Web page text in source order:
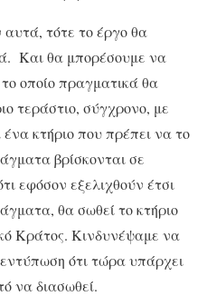
τότε το έργο θα
Και θα μπορέσουμε να
οποίο πραγματικά θα
τεράστιο, σύγχρονο, με
κτήριο που πρέπει να το
βρίσκονται σε
εφόσον εξελιχθούν έτσι
θα σωθεί το κτήριο
Κράτος. Κινδυνέψαμε να
ότι τώρα υπάρχει
να διασωθεί.